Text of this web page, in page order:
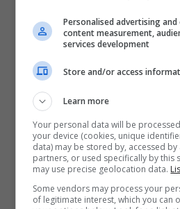
Personalised advertising
content measurement,
services development
Store and/or access
Learn more
Your personal data will be
your device (cookies, unique
data) may be stored by, accessed
partners, or used specifically by this
may use precise geolocation data.
Some vendors may process your
of legitimate interest, which you can